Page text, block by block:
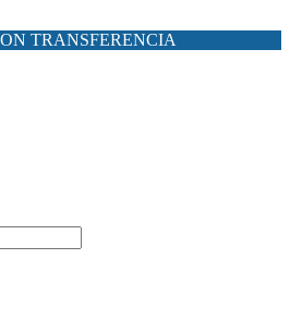
TRANSFERENCIA